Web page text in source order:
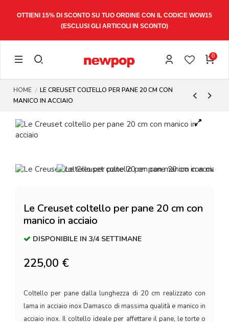
OTTIENI 15% DI SCONTO SU TUO ORDINE CON IL CODICEWOW15
(ESCLUSI GLI ARTICOLI IN SCONTO)
0
HOME
LE CREUSET COLTELLO PER PANE 20 CM CON
MANICO IN ACCIAIO
Le Creuset coltello per pane 20 cm con
manico in acciaio
DISPONIBILE IN 3/4 SETTIMANE
225,00 €
Coltello per pane dalla lunghezza di 20 cm realizzato con
lama in acciaio inox Damasco di massima qualità e manico in
acciaio inox. Il coltello ideale per affettare il pane, le torte o